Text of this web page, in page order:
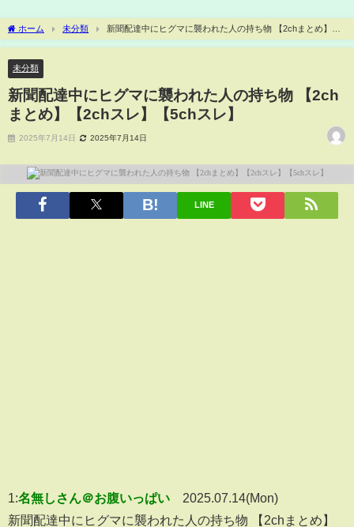
ホーム 未分類
新聞配達中にヒグマに襲われた人の持ち物 【2chまとめ】
【2chスレ】【5chスレ】
未分類
新聞配達中にヒグマに襲われた人の持ち物 【2ch
まとめ】【2chスレ】【5chスレ】
2025年7月14日 2025年7月14日
LINE
1:名無しさん＠お腹いっぱい
2025.07.14(Mon)
新聞配達中にヒグマに襲われた人の持ち物 【2chまとめ】